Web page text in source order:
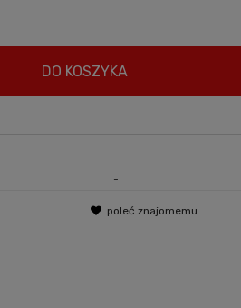
DO KOSZYKA
-
poleć znajomemu